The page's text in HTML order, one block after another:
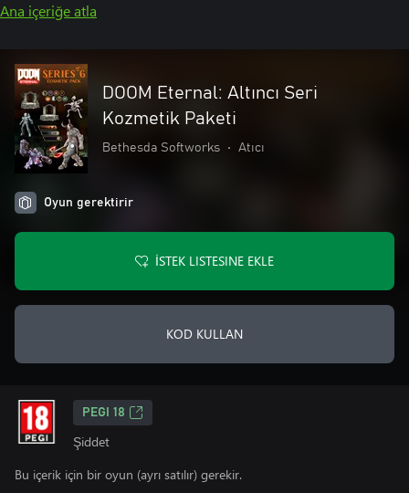
Ana içeriğe atla
DOOM Eternal: Altıncı Seri
Kozmetik Paketi
Bethesda Softworks • Atıcı
Oyun gerektirir
İSTEK LISTESINE EKLE
KOD KULLAN
PEGI 18
Şiddet
Bu içerik için bir oyun (ayrı satılır) gerekir.